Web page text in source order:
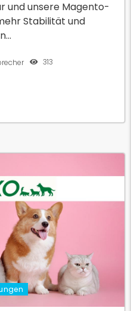
313
und unsere Magento-
Stabilität und